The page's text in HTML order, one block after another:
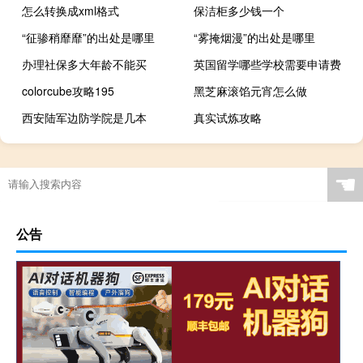
怎么转换成xml格式
保洁柜多少钱一个
“征骖稍靡靡”的出处是哪里
“雾掩烟漫”的出处是哪里
办理社保多大年龄不能买
英国留学哪些学校需要申请费
colorcube攻略195
黑芝麻滚馅元宵怎么做
西安陆军边防学院是几本
真实试炼攻略
☚
公告